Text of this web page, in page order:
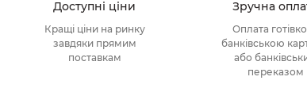
Доступні ціни
Кращі ціни на ринку
завдяки прямим
поставкам
Зручна
Оплата
банківською
або
переказом